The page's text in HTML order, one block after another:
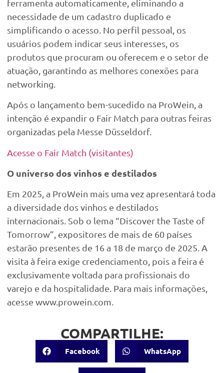
ferramenta automaticamente, eliminando a
necessidade de um cadastro duplicado e
simplificando o acesso. No perfil pessoal, os
usuários podem indicar seus interesses, os
produtos que procuram ou oferecem e o setor de
atuação, garantindo as melhores conexões para
networking.
Após o lançamento bem-sucedido na ProWein, a
intenção é expandir o Fair Match para outras feiras
organizadas pela Messe Düsseldorf.
Acesse o Fair Match (visitantes)
O universo dos vinhos e destilados
Em 2025, a ProWein mais uma vez apresentará toda
a diversidade dos vinhos e destilados
internacionais. Sob o lema “Discover the Taste of
Tomorrow”, expositores de mais de 60 países
estarão presentes de 16 a 18 de março de 2025. A
visita à feira exige credenciamento, pois a feira é
exclusivamente voltada para profissionais do
varejo e da hospitalidade. Para mais informações,
acesse www.prowein.com.
COMPARTILHE:
Facebook WhatsApp